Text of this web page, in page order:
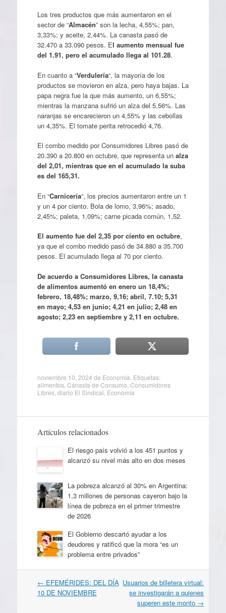
Los tres productos que más aumentaron en el
sector de “Almacén” son la lecha, 4,55%; pan,
3,33%; y aceite, 2,44%. La canasta pasó de
32.470 a 33.090 pesos. El aumento mensual fue
del 1.91, pero el acumulado llega al 101.28.
En cuanto a “Verdulería“, la mayoría de los
productos se movieron en alza, pero haya bajas. La
papa negra fue la que más aumento, un 6,55%;
mientras la manzana sufrió un alza del 5,56%. Las
naranjas se encarecieron un 4,55% y las cebollas
un 4,35%. El tomate perita retrocedió 4,76.
El combo medido por Consumidores Libres pasó de
20.390 a 20.800 en octubre, que representa un alza
del 2,01, mientras que en el acumulado la suba
es del 165,31.
En “Carnicería“, los precios aumentaron entre un 1
y un 4 por ciento. Bola de lomo, 3,96%; asado,
2,45%; paleta, 1,09%; carne picada común, 1,52.
El aumento fue del 2,35 por ciento en octubre,
ya que el combo medido pasó de 34.880 a 35.700
pesos. El acumulado llega al 70 por ciento.
De acuerdo a Consumidores Libres, la canasta
de alimentos aumentó en enero un 18,4%;
febrero, 18,48%; marzo, 9,16; abril, 7.10; 5,31
en mayo; 4,53 en junio; 4,21 en julio; 2,48 en
agosto; 2,23 en septiembre y 2,11 en octubre.
noviembre 10, 2024 de Economía . Etiquetas:
alimentos, Canasta de Consumo Consumidores
Libres, diario El Sindical Economía
Artículos relacionados
El riesgo país volvió a los 451 puntos y
alcanzó su nivel más alto en dos meses
La pobreza alcanzó al 30% en Argentina:
1,3 millones de personas cayeron bajo la
línea de pobreza en el primer trimestre
de 2026
El Gobierno descartó ayudar a los
deudores y ratificó que la mora “es un
problema entre privados”
Navegación
por
← EFEMÉRIDES: DEL DÍA
10 DE NOVIEMBRE
Usuarios de billetera virtual:
se investigarán a quienes
superen este monto →